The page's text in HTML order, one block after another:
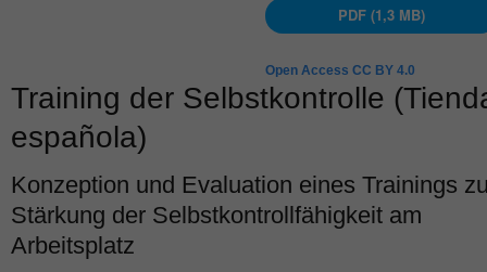
PDF (1,3 MB)
Open Access CC BY 4.0
Training der Selbstkontrolle
española)
Konzeption und Evaluation eines Trainings
Stärkung der Selbstkontrollfähigkeit am
Arbeitsplatz